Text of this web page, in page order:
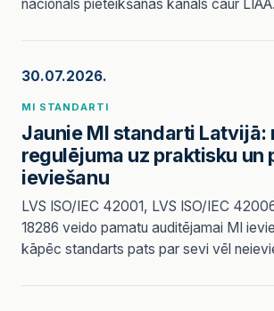
nacionāls pieteikšanās kanāls caur LIAA.
30.07.2026.
MI STANDARTI
Jaunie MI standarti Latvijā:
regulējuma uz praktisku un
ieviešanu
LVS ISO/IEC 42001, LVS ISO/IEC
18286 veido pamatu auditējamai MI
kāpēc standarts pats par sevi vēl